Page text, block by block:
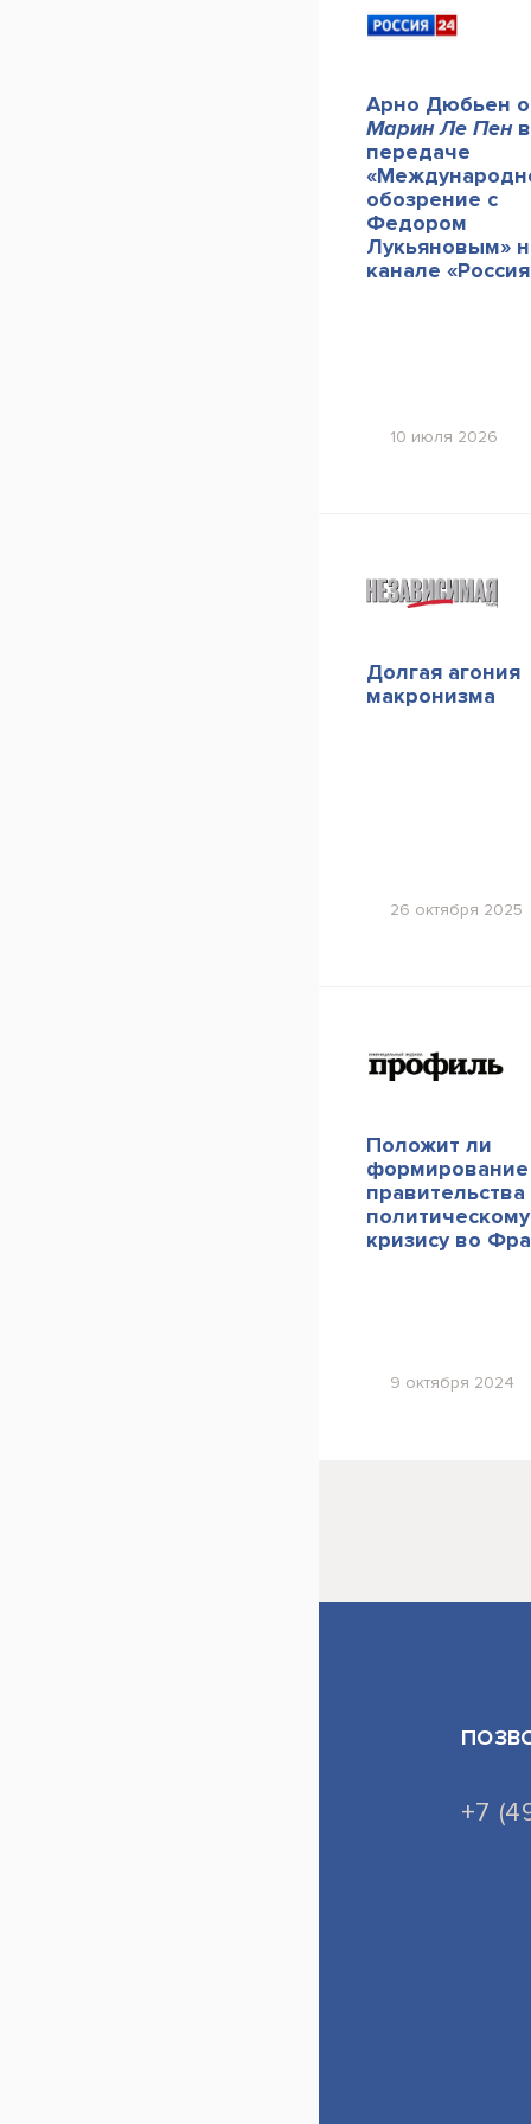
Арно Дюбьен о
Марин Ле Пенв
передаче
обозрение с
Федором
Лукьяновым»
канале
10 июля 2026
Долгая агония
макронизма
26 октября 2025
Положит ли
формирование
политическому
кризису во
9 октября 2024
+7